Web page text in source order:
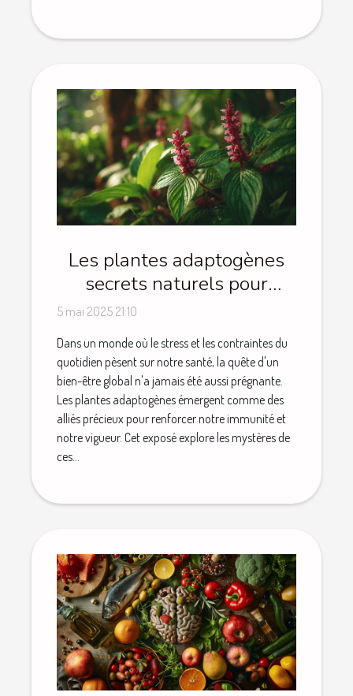
Les plantes adaptogènes
secrets naturels pour
booster votre immunité et
votre énergie
5 mai 2025 21:10
Dans un monde où le stress et les contraintes du
quotidien pèsent sur notre santé, la quête d'un
bien-être global n'a jamais été aussi prégnante.
Les plantes adaptogènes émergent comme des
alliés précieux pour renforcer notre immunité et
notre vigueur. Cet exposé explore les mystères de
ces...